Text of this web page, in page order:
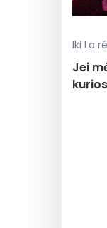
Iki La
Jei